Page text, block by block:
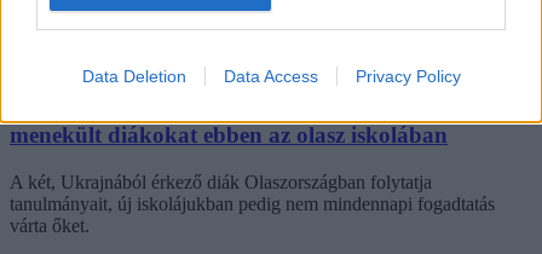
Data Deletion Data Access Privacy Policy
menekült diákokat ebben az olasz iskolában
A két, Ukrajnából érkező diák Olaszországban folytatja
tanulmányait, új iskolájukban pedig nem mindennapi fogadtatás
várta őket.